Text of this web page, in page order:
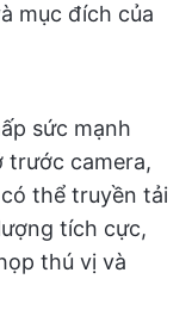
mục đích của
sức mạnh
trước camera,
thể truyền tải
tích cực,
thú vị và